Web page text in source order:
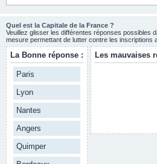
Quel est la Capitale de la France ?
Veuillez glisser les différentes réponses possibles
mesure permettant de lutter contre les inscriptions
La Bonne réponse :
Paris
Lyon
Nantes
Angers
Quimper
Les mauvaises